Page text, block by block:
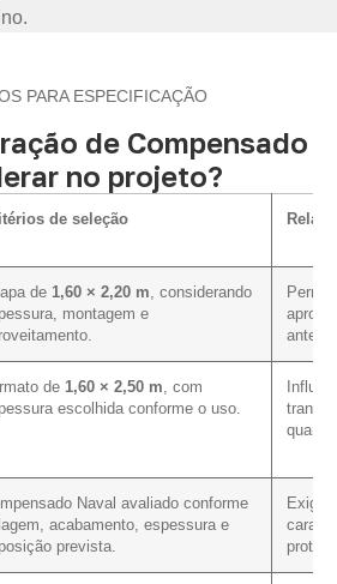
PARA ESPECIFICAÇÃO
de Compensado
no projeto?
de seleção
de 1,60 × 2,20 m , considerando
montagem e
antes
de 1,60 × 2,50 m , com
escolhida conforme o uso.
Naval avaliado conforme
acabamento, espessura e
prevista.
Exige